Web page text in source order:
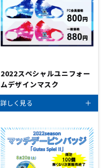
2022スペシャルユニフォー
ムデザインマスク
詳しく見る